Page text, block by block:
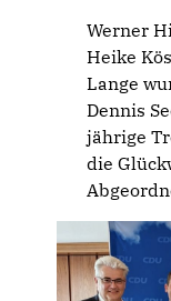
Werner
Heike
Lange
Dennis
jährige
die